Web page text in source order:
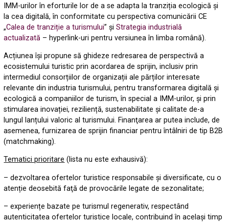
IMM-urilor în eforturile lor de a se adapta la tranziția ecologică şi
la cea digitală, în conformitate cu perspectiva comunicării CE
„Calea de tranziție a turismului” şiStrategia industrială
actualizată – hyperlink-uri pentru versiunea în limba română).
Acțiunea își propune să ghideze redresarea de perspectivă a
ecosistemului turistic prin acordarea de sprijin, inclusiv prin
intermediul consorțiilor de organizații ale părților interesate
relevante din industria turismului, pentru transformarea digitală și
ecologică a companiilor de turism, în special a IMM-urilor, și prin
stimularea inovației, reziliență, sustenabilitate și calitate de-a
lungul lanțului valoric al turismului. Finanţarea ar putea include, de
asemenea, furnizarea de sprijin financiar pentru întâlniri de tip B2B
(matchmaking).
Tematici prioritare (lista nu este exhausivă):
– dezvoltarea ofertelor turistice responsabile și diversificate, cu o
atenție deosebită faţă de provocările legate de sezonalitate;
– experiențe bazate pe turismul regenerativ, respectând
autenticitatea ofertelor turistice locale, contribuind în același timp